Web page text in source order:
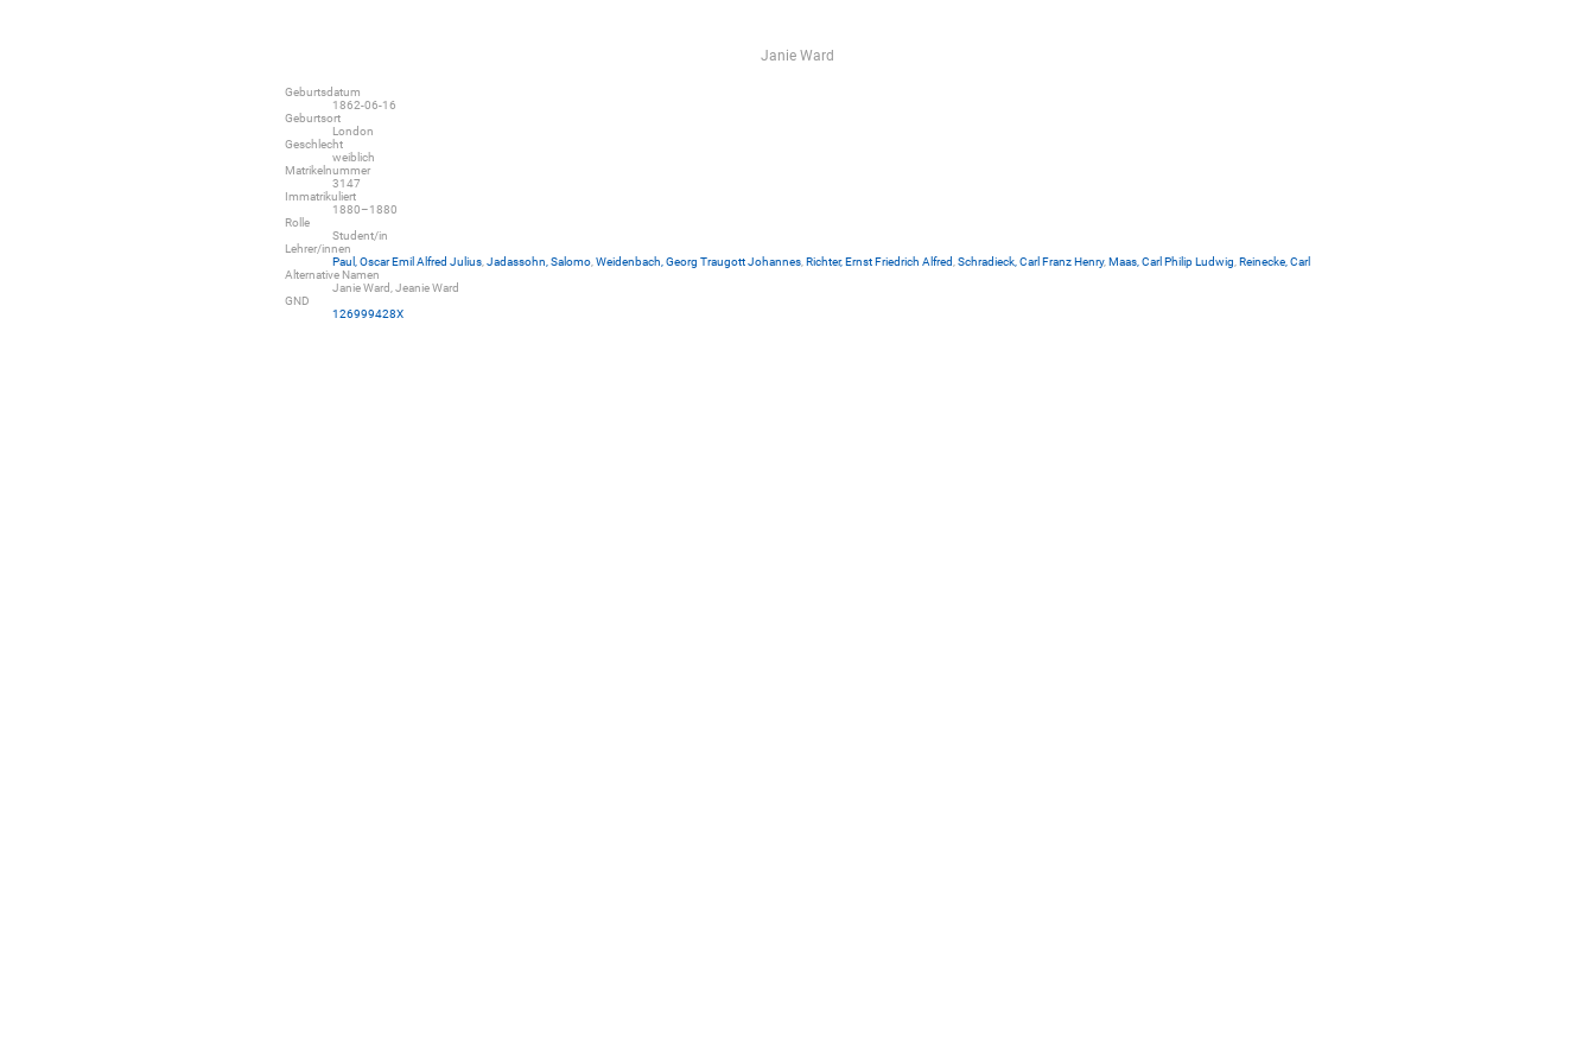
Janie Ward
Geburtsdatum
1862-06-16
Geburtsort
London
Geschlecht
weiblich
Matrikelnummer
3147
Immatrikuliert
1880–1880
Rolle
Student/in
Lehrer/innen
Paul, Oscar Emil Alfred Julius Jadassohn, Salomo Weidenbach, Georg Traugott Johannes Richter, Ernst Friedrich Alfred Schradieck, Carl Franz Henry, Maas, Carl Philip Ludwig Reinecke, Carl
Alternative Namen
Janie Ward, Jeanie Ward
GND
126999428X